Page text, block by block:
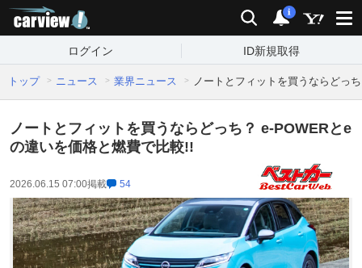
検索 通知
i
ログイン ID新規取得
トップ ニュース 業界ニュース ノートとフィットを買うならどっ
ノートとフィットを買うならどっち？ e-POWERとe
の違いを価格と燃費で比較!!
2026.06.15 07:00掲載 54